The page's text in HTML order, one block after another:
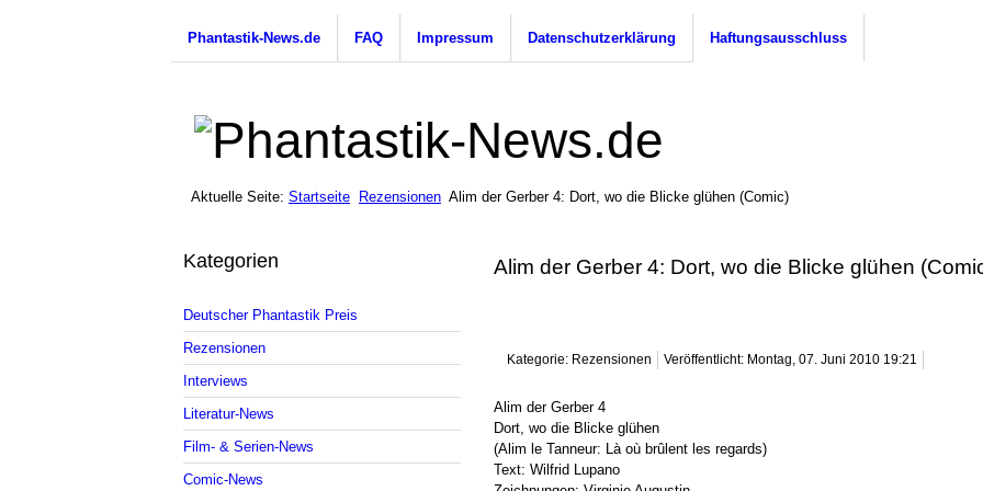
Phantastik-News.de FAQ Impressum Datenschutzerklärung Haftungsausschluss
Aktuelle Seite: Startseite Rezensionen Alim der Gerber 4: Dort, wo die Blicke glühen (Comic)
Kategorien
Deutscher Phantastik Preis
Rezensionen
Interviews
Literatur-News
Film- & Serien-News
Comic-News
Alim der Gerber 4: Dort, wo die Blicke glühen
Kategorie: Rezensionen Veröffentlicht: Montag, 07. Juni 2010 19:21
Alim der Gerber 4
Dort, wo die Blicke glühen
(Alim le Tanneur: Là où brûlent les regards)
Text: Wilfrid Lupano